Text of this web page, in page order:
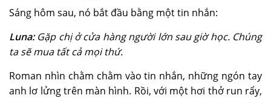
Sáng hôm sau, nó bắt đầu bằng một tin nhắn:
Luna:Gặp chị ở cửa hàng người lớn sau giờ học. Chúng
ta sẽ mua tất cả mọi thứ.
Roman nhìn chằm chằm vào tin nhắn, những ngón tay
anh lơ lửng trên màn hình. Rồi, với một hơi thở run rẩy,